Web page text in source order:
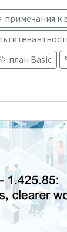
примечания к
план Basic